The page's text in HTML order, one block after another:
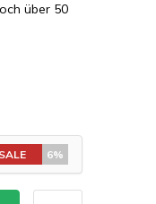
über 50
SALE 6%